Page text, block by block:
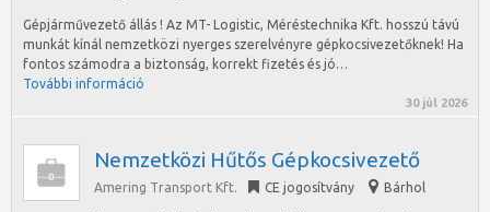
Gépjárművezető állás ! Az MT- Logistic, Méréstechnika Kft. hosszú távú
munkát kínál nemzetközi nyerges szerelvényre gépkocsivezetőknek! Ha
fontos számodra a biztonság, korrekt fizetés és jó…
További információ
30 júl 2026
Nemzetközi Hűtős Gépkocsivezető
Amering Transport Kft. CE jogosítvány Bárhol